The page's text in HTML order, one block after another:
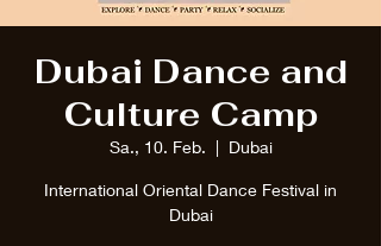
Dubai Dance and
Culture Camp
Sa., 10. Feb.
  |
Dubai
International Oriental Dance Festival in
Dubai